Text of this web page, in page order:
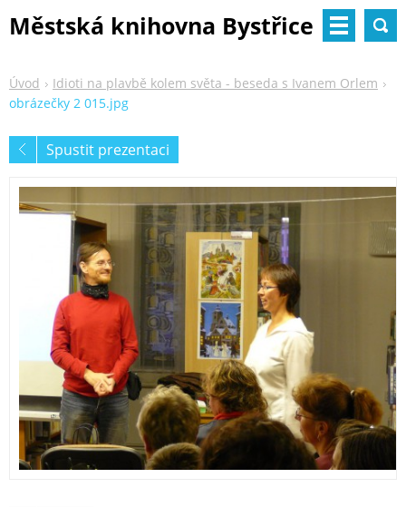
Městská knihovna Bystřice
Úvod
Idioti na plavbě kolem světa - beseda s Ivanem Orlem
obrázečky 2 015.jpg
Spustit prezentaci